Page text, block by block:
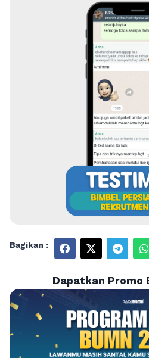
Bagikan :
Dapatkan Promo